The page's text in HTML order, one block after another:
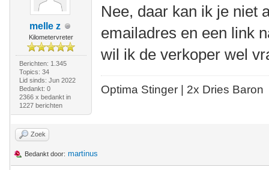
melle z
Kilometervreter
Berichten: 1.345
Topics: 34
Lid sinds: Jun 2022
Bedankt: 0
2366 x bedankt in
1227 berichten
Nee, daar kan ik je niet
emailadres en een link
wil ik de verkoper wel
Optima Stinger | 2x Dries Baron
Zoek
Bedankt door: martinus